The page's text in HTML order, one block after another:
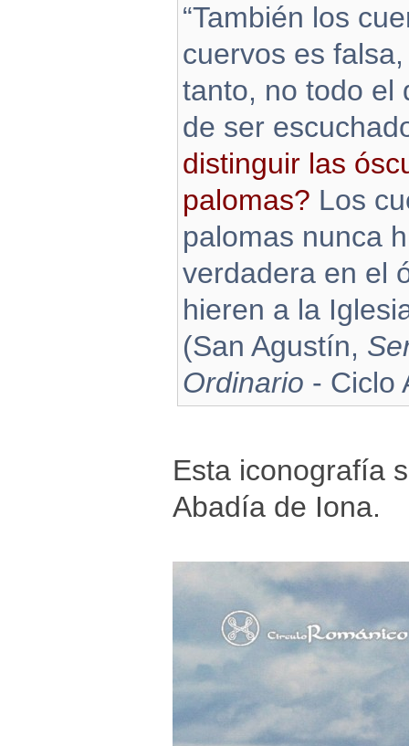
“También los
cuervos es
tanto, no todo el
de ser
distinguir las
palomas? Los
palomas nunca
verdadera en el
hieren a la
(San Agustín,
Ordinario - Ciclo
Esta iconografía
Abadía de Iona.